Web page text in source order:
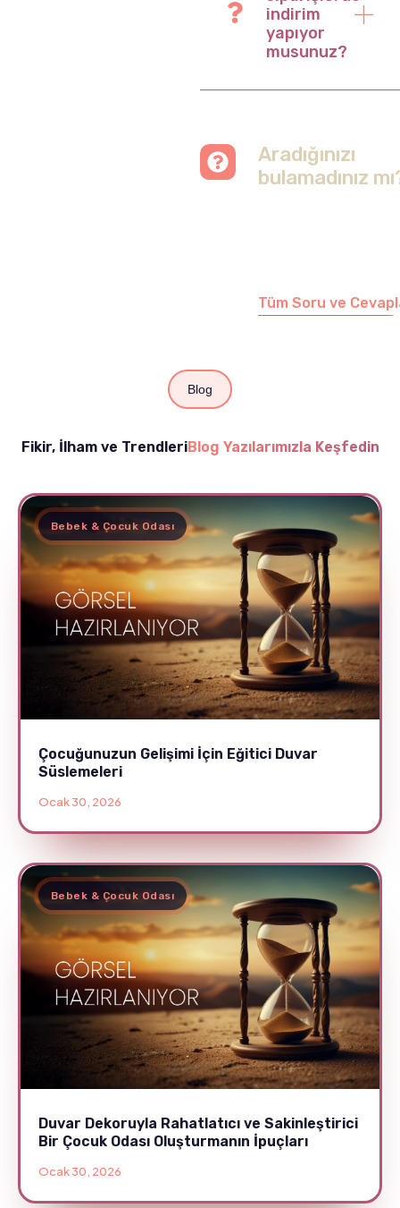
indirim
yapıyor
musunuz?
Aradığınızı
bulamadınız
Tüm Soru ve
Blog
Fikir, İlham ve TrendleriBlog Yazılarımızla Keşfedin
Bebek & Çocuk Odası
Çocuğunuzun Gelişimi İçin Eğitici Duvar
Süslemeleri
Ocak 30, 2026
Bebek & Çocuk Odası
Duvar Dekoruyla Rahatlatıcı ve Sakinleştirici
Bir Çocuk Odası Oluşturmanın İpuçları
Ocak 30, 2026